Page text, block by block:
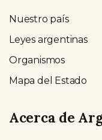
Nuestro país
Leyes argentinas
Organismos
Mapa del Estado
Acerca de